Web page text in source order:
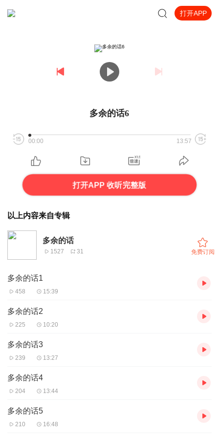
打开APP
多余的话6
00:00 13:57
打开APP 收听完整版
以上内容来自专辑
多余的话
1527 31 免费订阅
多余的话1
458 15:39
多余的话2
225 10:20
多余的话3
239 13:27
多余的话4
204 13:44
多余的话5
210 16:48